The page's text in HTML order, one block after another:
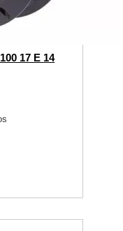
17 E 14